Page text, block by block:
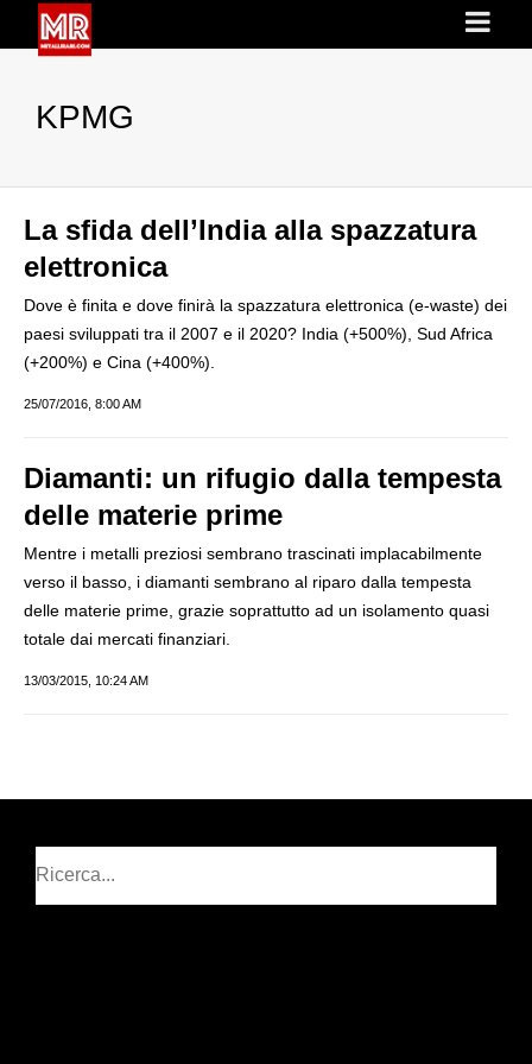
KPMG
La sfida dell’India alla spazzatura
elettronica
Dove è finita e dove finirà la spazzatura elettronica (e-waste) dei
paesi sviluppati tra il 2007 e il 2020? India (+500%), Sud Africa
(+200%) e Cina (+400%).
25/07/2016, 8:00 AM
Diamanti: un rifugio dalla tempesta
delle materie prime
Mentre i metalli preziosi sembrano trascinati implacabilmente
verso il basso, i diamanti sembrano al riparo dalla tempesta
delle materie prime, grazie soprattutto ad un isolamento quasi
totale dai mercati finanziari.
13/03/2015, 10:24 AM